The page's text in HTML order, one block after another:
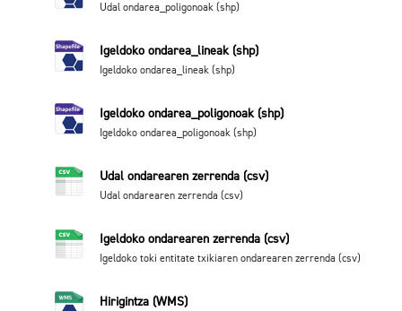
Udal ondarea_poligonoak (shp)
Igeldoko ondarea_lineak (shp)
Igeldoko ondarea_lineak (shp)
Igeldoko ondarea_poligonoak (shp)
Igeldoko ondarea_poligonoak (shp)
Udal ondarearen zerrenda (csv)
Udal ondarearen zerrenda (csv)
Igeldoko ondarearen zerrenda (csv)
Igeldoko toki entitate txikiaren ondarearen zerrenda (csv)
Hirigintza (WMS)